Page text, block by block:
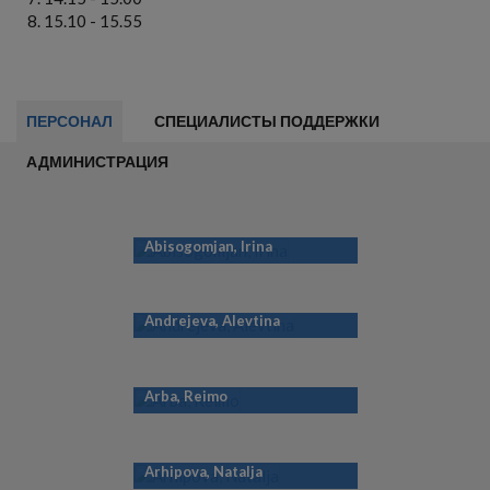
15.10 - 15.55
ПЕРСОНАЛ СПЕЦИАЛИСТЫ ПОДДЕРЖКИ
АДМИНИСТРАЦИЯ
Abisogomjan, Irina
Andrejeva, Alevtina
Arba, Reimo
Arhipova, Natalja